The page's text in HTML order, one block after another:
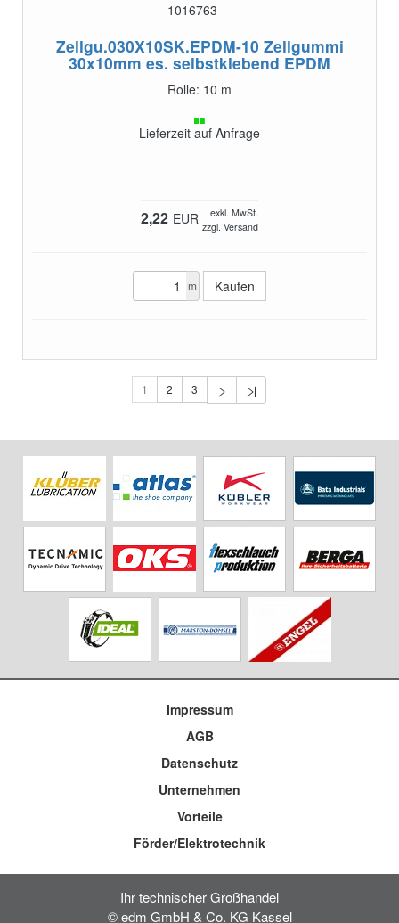
1016763
Zellgu.030X10SK.EPDM-10 Zellgummi
30x10mm es. selbstklebend EPDM
Rolle: 10 m
Lieferzeit auf Anfrage
2,22 EUR
exkl. MwSt.
zzgl. Versand
m
1 2 3
Impressum
AGB
Datenschutz
Unternehmen
Vorteile
Förder/Elektrotechnik
Ihr technischer Großhandel
© edm GmbH & Co. KG Kassel